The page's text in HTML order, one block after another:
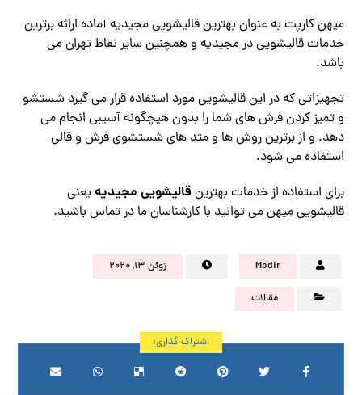
میهن کارپت به عنوان بهترین قالیشویی مجیدیه آماده ارائه برترین
خدمات قالیشویی در مجیدیه و همچنین سایر نقاط تهران می
باشد.
تجهیزاتی که در این قالیشویی مورد استفاده قرار می گیرد شستشو
و تمیز کردن فرش های شما را بدون هیچگونه آسیبی انجام می
دهد. و از برترین روش ها و متد های شستشوی فرش و قالی
استفاده می شود.
برای استفاده از خدمات بهترین قالیشویی مجیدیهیعنی
قالیشویی میهن می توانید با کارشناسان ما در تماس باشید.
Modir ژوئن ۱۳, ۲۰۲۰
مقالات